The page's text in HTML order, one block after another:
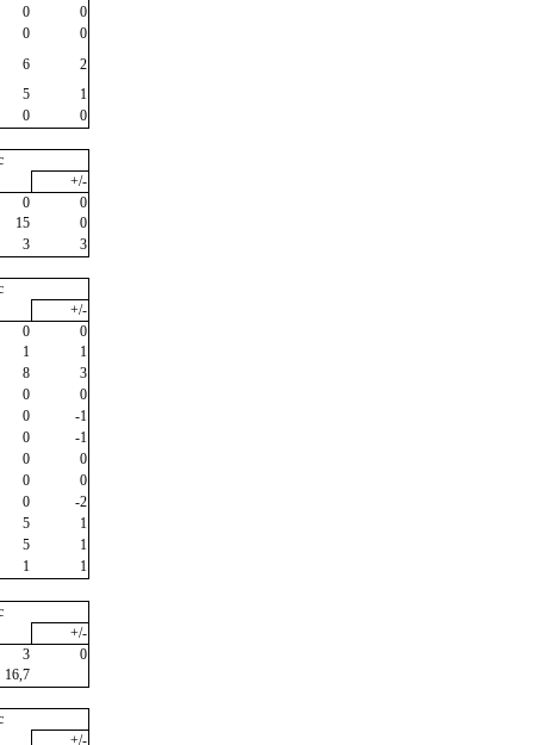
0
0
0
0
6
2
5
1
0
0
+/-
0
0
15
0
3
3
+/-
0
0
1
1
8
3
0
0
0
-1
0
-1
0
0
0
0
0
-2
5
1
5
1
1
1
+/-
3
0
16,7
+/-